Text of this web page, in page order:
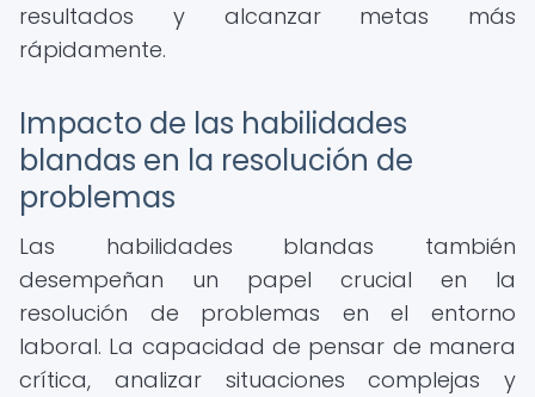
resultados y alcanzar metas más
rápidamente.
Impacto de las habilidades
blandas en la resolución de
problemas
Las habilidades blandas también
desempeñan un papel crucial en la
resolución de problemas en el entorno
laboral. La capacidad de pensar de manera
crítica, analizar situaciones complejas y